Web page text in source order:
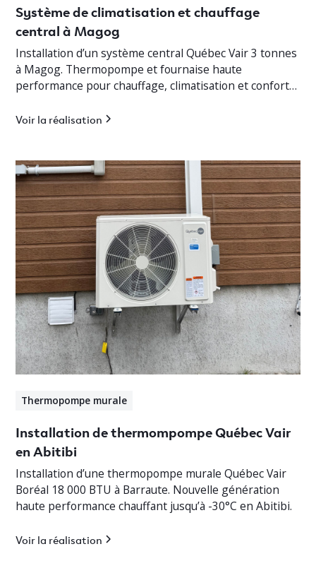
Système de climatisation et chauffage
central à Magog
Installation d’un système central Québec Vair 3 tonnes
à Magog. Thermopompe et fournaise haute
performance pour chauffage, climatisation et confort
Voir la réalisation
Thermopompe murale
Installation de thermompompe Québec Vair
en Abitibi
Installation d’une thermopompe murale Québec Vair
Boréal 18 000 BTU à Barraute. Nouvelle génération
haute performance chauffant jusqu’à -30°C en Abitibi.
Voir la réalisation